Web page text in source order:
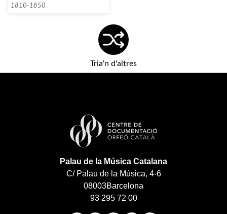
1810-1850
Tria'n d'altres
Palau de la Música Catalana
C/ Palau de la Música, 4-6
08003Barcelona
93 295 72 00